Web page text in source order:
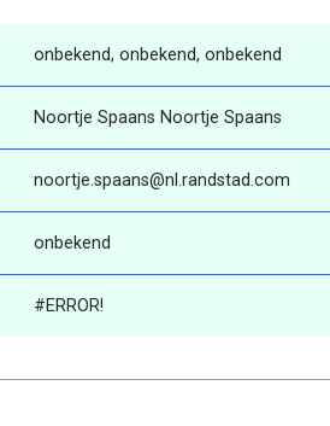
onbekend, onbekend, onbekend
Noortje Spaans Noortje Spaans
noortje.spaans@nl.randstad.com
onbekend
#ERROR!